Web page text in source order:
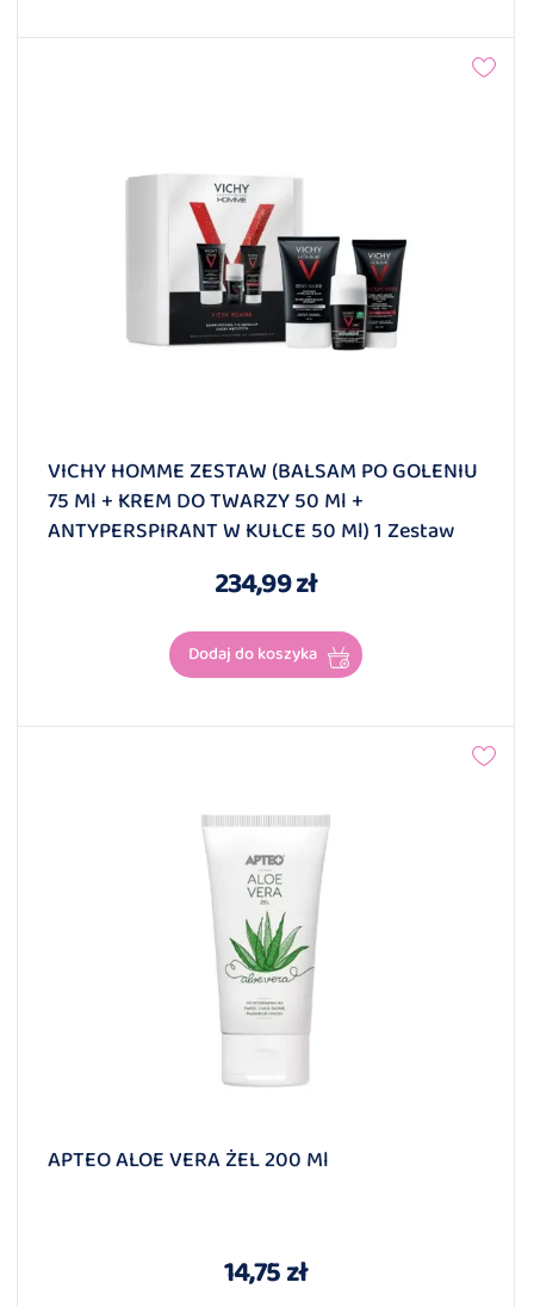
VICHY HOMME ZESTAW (BALSAM PO GOLENIU
75 Ml + KREM DO TWARZY 50 Ml +
ANTYPERSPIRANT W KULCE 50 Ml) 1 Zestaw
234,99 zł
Dodaj do koszyka
APTEO ALOE VERA ŻEL 200 Ml
14,75 zł